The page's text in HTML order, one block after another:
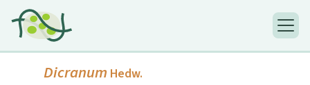
Dicranum Hedw.